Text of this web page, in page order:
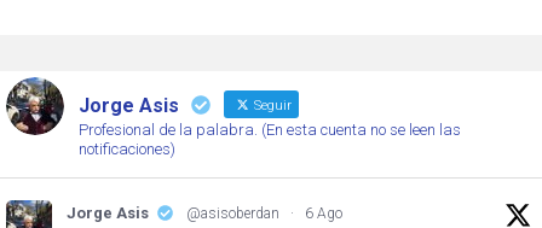
Jorge Asis Seguir
Profesional de la palabra. (En esta cuenta no se leen las
notificaciones)
Jorge Asis @asisoberdan · 6 Ago